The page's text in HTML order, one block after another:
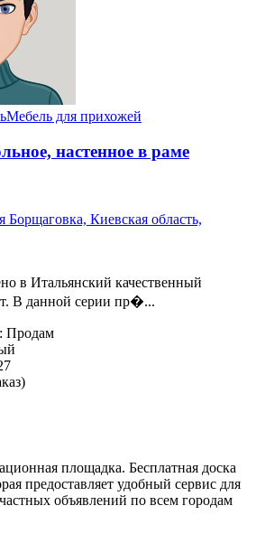
Мебель для прихожей
настенное в раме
Борщаговка, Киевская область,
в Итальянский качественный
В данной серии пр�...
Продам
площадка. Бесплатная доска
предоставляет удобный сервис для
объявлений по всем городам